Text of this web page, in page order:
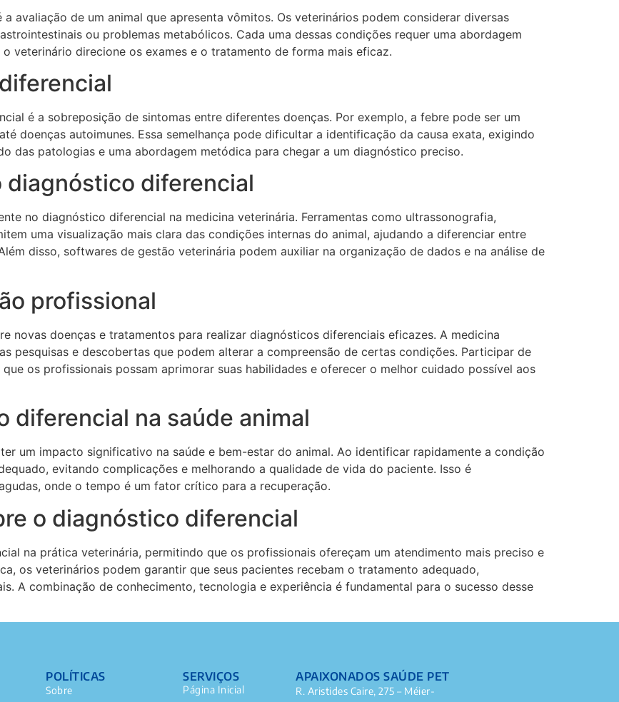
avaliação de um animal que apresenta vômitos. Os veterinários podem considerar diversas
ou problemas metabólicos. Cada uma dessas condições requer uma abordagem
veterinário direcione os exames e o tratamento de forma mais eficaz.
é a sobreposição de sintomas entre diferentes doenças. Por exemplo, a febre pode ser um
doenças autoimunes. Essa semelhança pode dificultar a identificação da causa exata, exigindo
das patologias e uma abordagem metódica para chegar a um diagnóstico preciso.
diagnóstico diferencial
no diagnóstico diferencial na medicina veterinária. Ferramentas como ultrassonografia,
uma visualização mais clara das condições internas do animal, ajudando a diferenciar entre
disso, softwares de gestão veterinária podem auxiliar na organização de dados e na análise de
profissional
novas doenças e tratamentos para realizar diagnósticos diferenciais eficazes. A medicina
pesquisas e descobertas que podem alterar a compreensão de certas condições. Participar de
os profissionais possam aprimorar suas habilidades e oferecer o melhor cuidado possível aos
diferencial na saúde animal
um impacto significativo na saúde e bem-estar do animal. Ao identificar rapidamente a condição
evitando complicações e melhorando a qualidade de vida do paciente. Isso é
onde o tempo é um fator crítico para a recuperação.
o diagnóstico diferencial
na prática veterinária, permitindo que os profissionais ofereçam um atendimento mais preciso e
os veterinários podem garantir que seus pacientes recebam o tratamento adequado,
A combinação de conhecimento, tecnologia e experiência é fundamental para o sucesso desse
POLÍTICAS
Sobre
SERVIÇOS
Página Inicial
APAIXONADOS SAÚDE PET
R. Aristides Caire, 275 – Méier-